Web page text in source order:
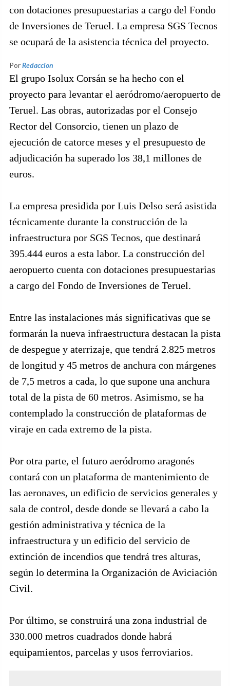
con dotaciones presupuestarias a cargo del Fondo
de Inversiones de Teruel. La empresa SGS Tecnos
se ocupará de la asistencia técnica del proyecto.
PorRedaccion
El grupo Isolux Corsán se ha hecho con el
proyecto para levantar el aeródromo/aeropuerto de
Teruel. Las obras, autorizadas por el Consejo
Rector del Consorcio, tienen un plazo de
ejecución de catorce meses y el presupuesto de
adjudicación ha superado los 38,1 millones de
euros.
La empresa presidida por Luis Delso será asistida
técnicamente durante la construcción de la
infraestructura por SGS Tecnos, que destinará
395.444 euros a esta labor. La construcción del
aeropuerto cuenta con dotaciones presupuestarias
a cargo del Fondo de Inversiones de Teruel.
Entre las instalaciones más significativas que se
formarán la nueva infraestructura destacan la pista
de despegue y aterrizaje, que tendrá 2.825 metros
de longitud y 45 metros de anchura con márgenes
de 7,5 metros a cada, lo que supone una anchura
total de la pista de 60 metros. Asimismo, se ha
contemplado la construcción de plataformas de
viraje en cada extremo de la pista.
Por otra parte, el futuro aeródromo aragonés
contará con un plataforma de mantenimiento de
las aeronaves, un edificio de servicios generales y
sala de control, desde donde se llevará a cabo la
gestión administrativa y técnica de la
infraestructura y un edificio del servicio de
extinción de incendios que tendrá tres alturas,
según lo determina la Organización de Aviciación
Civil.
Por último, se construirá una zona industrial de
330.000 metros cuadrados donde habrá
equipamientos, parcelas y usos ferroviarios.